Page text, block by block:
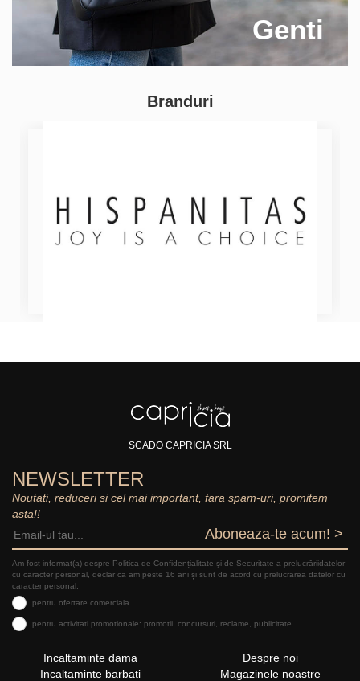
Genti
Branduri
SCADO CAPRICIA SRL
NEWSLETTER
Noutati, reduceri si cel mai important, fara spam-uri, promitem
asta!!
Aboneaza-te acum! >
Am fost informat(a) despre Politica de Confidențialitate şi de Securitate a prelucrăriidatelor
cu caracter personal, declar ca am peste 16 ani și sunt de acord cu prelucrarea datelor cu
caracter personal:
pentru ofertare comerciala
pentru activitati promotionale: promotii, concursuri, reclame, publicitate
Incaltaminte dama
Incaltaminte barbati
Despre noi
Magazinele noastre